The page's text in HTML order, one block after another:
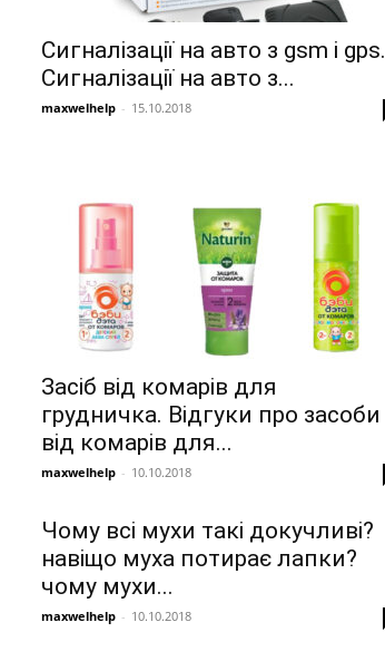
Сигналізації на авто з gsm і gps.
Сигналізації на авто з...
maxwelhelp - 15.10.2018
Засіб від комарів для
грудничка. Відгуки про засоби
від комарів для...
maxwelhelp - 10.10.2018
Чому всі мухи такі докучливі?
навіщо муха потирає лапки?
чому мухи...
maxwelhelp - 10.10.2018